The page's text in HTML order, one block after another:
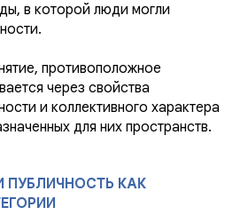
в которой люди могли
противоположное
через свойства
и коллективного характера
для них пространств.
ПУБЛИЧНОСТЬ КАК